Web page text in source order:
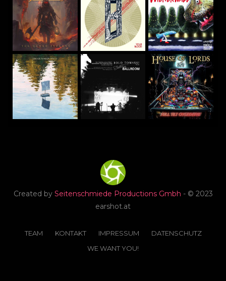
Created by Seitenschmiede Productions Gmbh - © 2023
earshot.at
TEAM KONTAKT IMPRESSUM
DATENSCHUTZ
WE WANT YOU!